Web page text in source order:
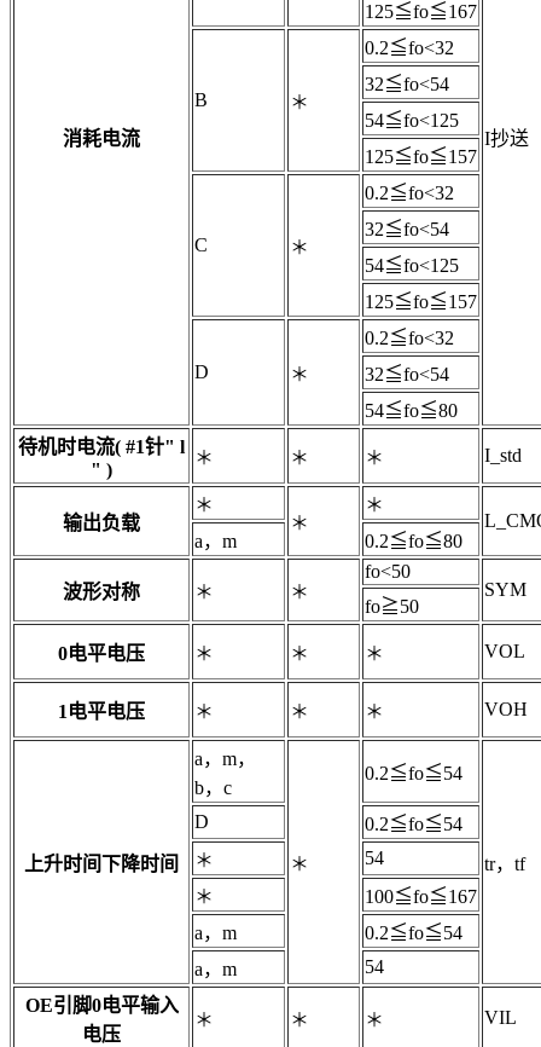
消耗电流 I抄送
125≦fo≦167
B ＊
0.2≦fo<32
32≦fo<54
54≦fo<125
125≦fo≦157
C ＊
0.2≦fo<32
32≦fo<54
54≦fo<125
125≦fo≦157
D ＊
0.2≦fo<32
32≦fo<54
54≦fo≦80
待机时电流( #1针" l
" )
＊ ＊ ＊ I_std
输出负载
＊
＊
＊
a，m
0.2≦fo≦80
波形对称 ＊ ＊
fo<50
SYM
fo≧50
0电平电压 ＊ ＊ ＊ VOL
1电平电压 ＊ ＊ ＊ VOH
上升时间下降时间
a，m，
b，c
＊
0.2≦fo≦54
tr，tf
D
0.2≦fo≦54
＊
54
＊
100≦fo≦167
a，m
0.2≦fo≦54
a，m
54
OE引脚0电平输入
电压
＊ ＊ ＊ VIL